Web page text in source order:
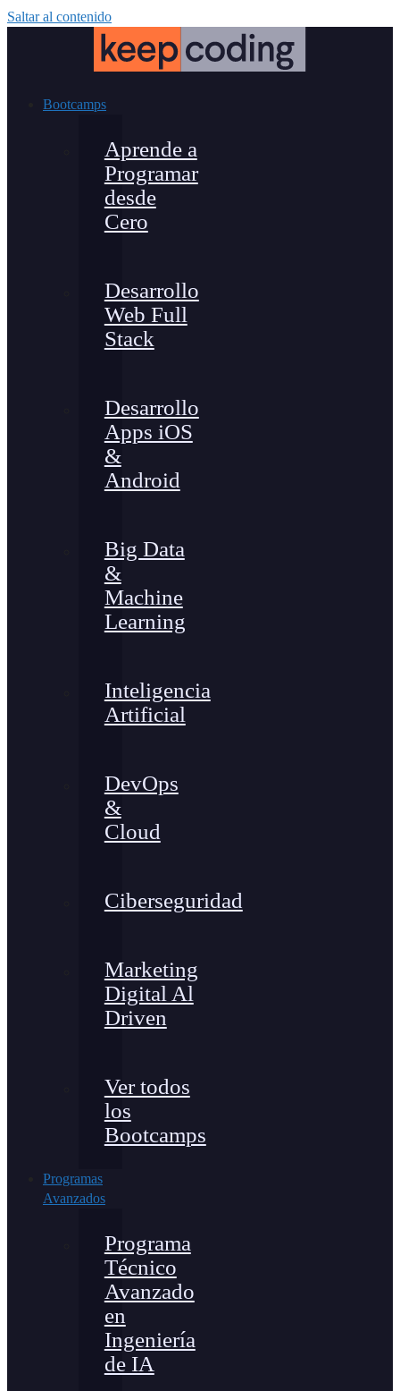
Saltar al contenido
Bootcamps
Aprende a
Programar
desde
Cero
Desarrollo
Web Full
Stack
Desarrollo
Apps iOS
&
Android
Big Data
&
Machine
Learning
Inteligencia
Artificial
DevOps
&
Cloud
Ciberseguridad
Marketing
Digital Al
Driven
Ver todos
los
Bootcamps
Programas
Avanzados
Programa
Técnico
Avanzado
en
Ingeniería
de IA